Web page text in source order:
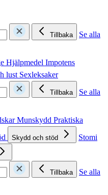
Tillbaka
Se alla
Hjälpmedel Impotens
lust Sexleksaker
Tillbaka
Se alla
Munskydd Praktiska
Skydd och stöd
Stomi
Tillbaka
Se alla